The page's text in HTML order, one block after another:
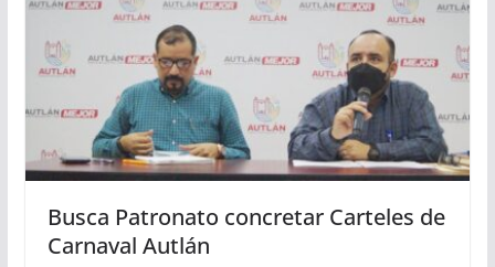
Busca Patronato concretar Carteles de
Carnaval Autlán